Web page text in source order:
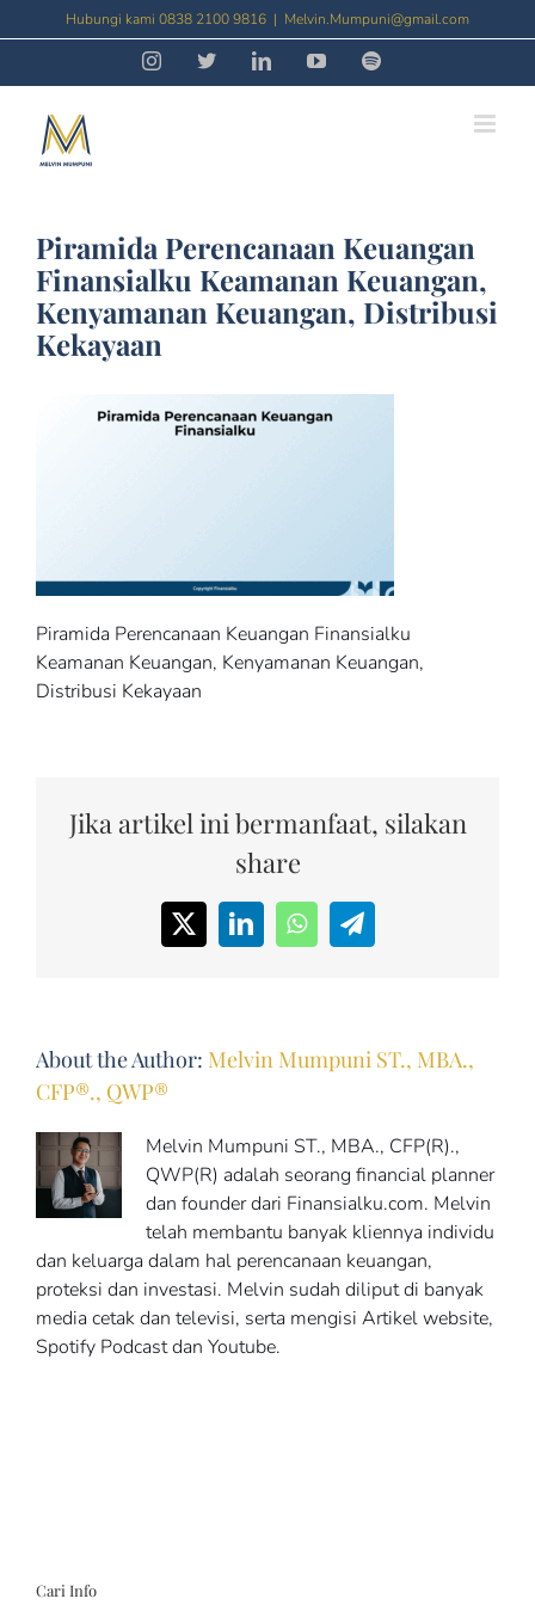
to
Hubungi kami 0838 2100 9816 | Melvin.Mumpuni@gmail.com
InstagramThreadsLinkedInYouTubeSpotify
Piramida Perencanaan Keuangan
Finansialku Keamanan Keuangan,
Kenyamanan Keuangan, Distribusi
Kekayaan
Piramida Perencanaan Keuangan Finansialku
Keamanan Keuangan, Kenyamanan Keuangan,
Distribusi Kekayaan
Jika artikel ini bermanfaat, silakan
share
X LinkedInWhatsAppTelegram
About the Author: Melvin Mumpuni ST., MBA.,
CFP®., QWP®
Melvin Mumpuni ST., MBA., CFP(R).,
QWP(R) adalah seorang financial planner
dan founder dari Finansialku.com. Melvin
telah membantu banyak kliennya individu
dan keluarga dalam hal perencanaan keuangan,
proteksi dan investasi. Melvin sudah diliput di banyak
media cetak dan televisi, serta mengisi Artikel website,
Spotify Podcast dan Youtube.
Cari Info